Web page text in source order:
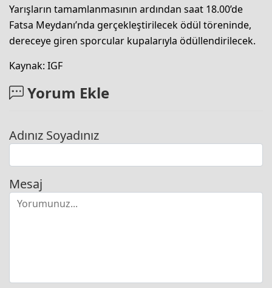
Yarışların tamamlanmasının ardından saat 18.00’de
Fatsa Meydanı’nda gerçekleştirilecek ödül töreninde,
dereceye giren sporcular kupalarıyla ödüllendirilecek.
Kaynak: IGF
Yorum Ekle
Adınız Soyadınız
Mesaj